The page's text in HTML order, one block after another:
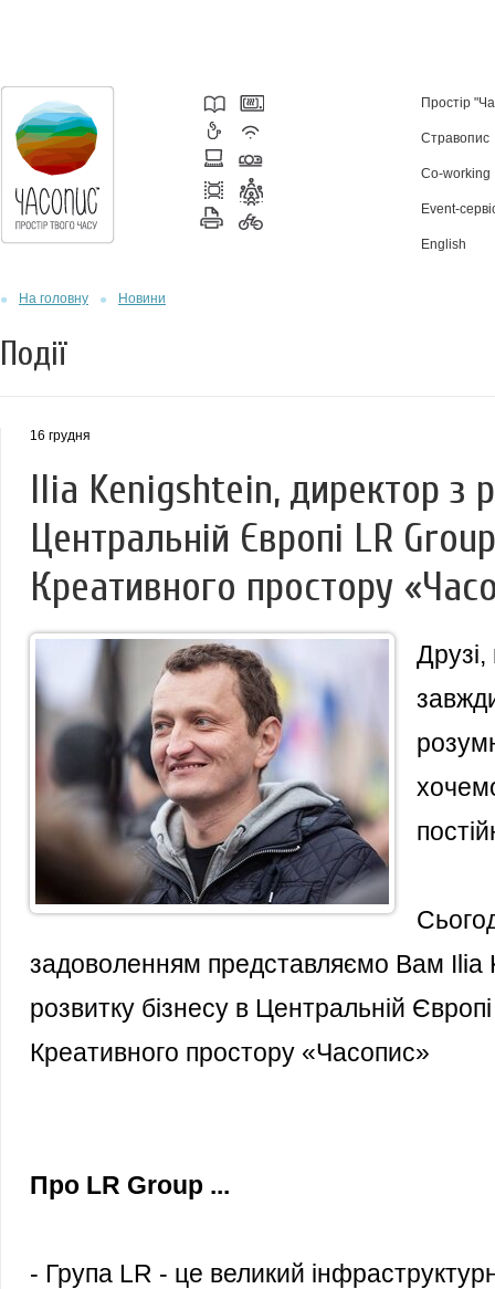
Простір
Стравопис
Co-working
Event-
English
На головну Новини
Події
16 грудня
Ilia Kenigshtein, директор з
Центральній Європі LR
Креативного простору
задоволенням представляємо Вам Ilia
розвитку бізнесу в Центральній
Креативного простору «Часопис»
Про LR Group ...
- Група LR - це великий